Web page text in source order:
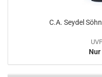
C.A. Seydel
Nur